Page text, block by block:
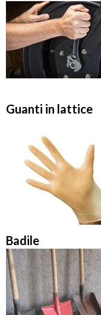
Guanti in lattice
Badile